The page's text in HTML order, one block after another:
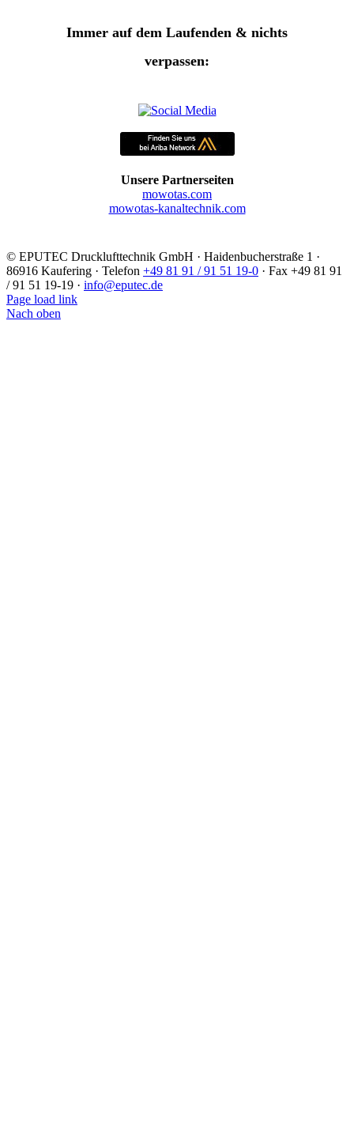
Immer auf dem Laufenden & nichts
verpassen:
Unsere Partnerseiten
mowotas.com
mowotas-kanaltechnik.com
© EPUTEC Drucklufttechnik GmbH · Haidenbucherstraße 1 ·
86916 Kaufering · Telefon +49 81 91 / 91 51 19-0 · Fax +49 81 91
/ 91 51 19-19 · info@eputec.de
Page load link
Nach oben